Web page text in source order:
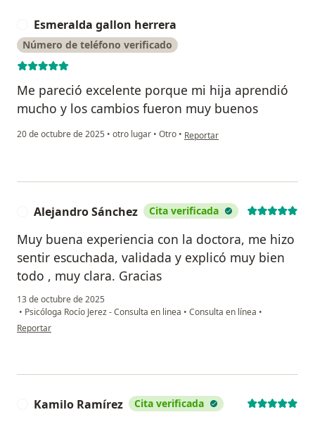
Esmeralda gallon herrera
Número de teléfono verificado
Me pareció excelente porque mi hija aprendió
mucho y los cambios fueron muy buenos
20 de octubre de 2025 • otro lugar • Otro • en opinión del usuario
Reportar
Alejandro Sánchez Cita verificada
Muy buena experiencia con la doctora, me hizo
sentir escuchada, validada y explicó muy bien
todo , muy clara. Gracias
13 de octubre de 2025
• Psicóloga Rocío Jerez - Consulta en linea • Consulta en línea •
en opinión del usuario Alejandro Sánchez
Reportar
Kamilo Ramírez Cita verificada